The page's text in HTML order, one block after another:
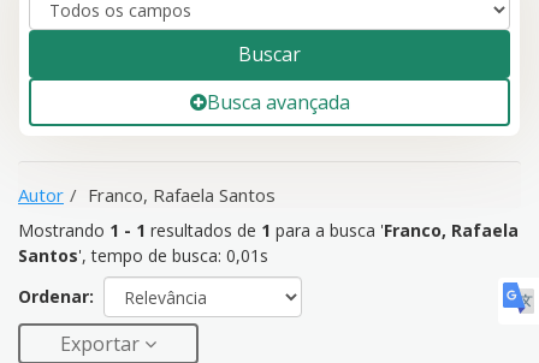
Buscar
Busca avançada
Autor Franco, Rafaela Santos
Mostrando 1 - 1 resultados de 1 para a busca 'Franco, Rafaela
Santos', tempo de busca: 0,01s
Ordenar:
Exportar